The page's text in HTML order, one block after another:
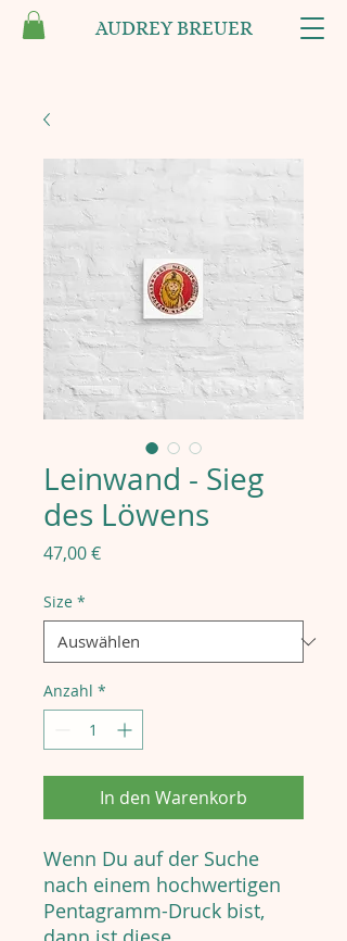
AUDREY BREUER
Leinwand - Sieg
des Löwens
47,00 €Preis
Size *
Anzahl *
In den Warenkorb
Wenn Du auf der Suche
nach einem hochwertigen
Pentagramm-Druck bist,